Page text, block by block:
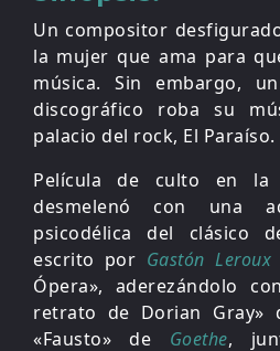
Un compositor
la mujer que ama para
música. Sin embargo,
discográfico roba su
palacio del rock, El Paraíso.
Película de culto en la
desmelenó con una
psicodélica del clásico
escrito por Gastón Leroux
Ópera», aderezándolo
retrato de Dorian Gray»
«Fausto» de Goethe,